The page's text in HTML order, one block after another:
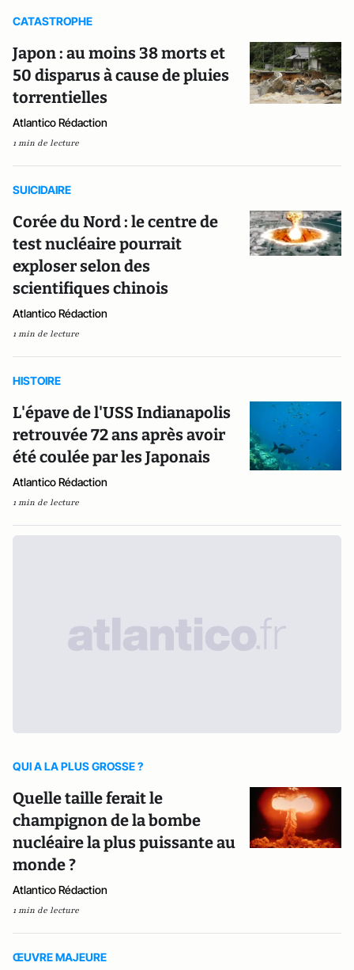
CATASTROPHE
Japon : au moins 38 morts et
50 disparus à cause de pluies
torrentielles
Atlantico Rédaction
1 min de lecture
SUICIDAIRE
Corée du Nord : le centre de
test nucléaire pourrait
exploser selon des
scientifiques chinois
Atlantico Rédaction
1 min de lecture
HISTOIRE
L'épave de l'USS Indianapolis
retrouvée 72 ans après avoir
été coulée par les Japonais
Atlantico Rédaction
1 min de lecture
QUI A LA PLUS GROSSE ?
Quelle taille ferait le
champignon de la bombe
nucléaire la plus puissante au
monde ?
Atlantico Rédaction
1 min de lecture
ŒUVRE MAJEURE